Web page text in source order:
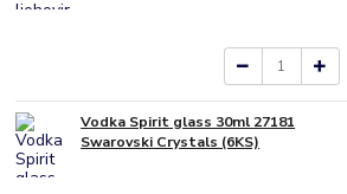
Vodka Spirit glass 30ml 27181
Swarovski Crystals (6KS)